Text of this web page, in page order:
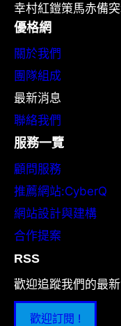
幸村紅鎧策馬赤備
優格網
關於我們
團隊組成
最新消息
聯絡我們
服務一覽
顧問服務
推薦網站:CyberQ
網站設計與建構
合作提案
RSS
歡迎追蹤我們的最
歡迎訂閱 !